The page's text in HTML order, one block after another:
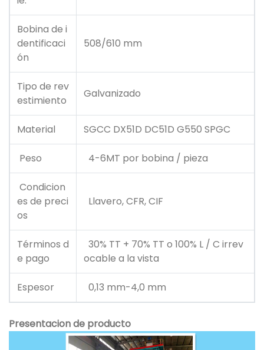
Bobina de i
dentificaci
ón
508/610 mm
Tipo de rev
estimiento
Galvanizado
Material SGCC DX51D DC51D G550 SPGC
Peso 4-6MT por bobina / pieza
Condicion
es de preci
os
Llavero, CFR, CIF
Términos d
e pago
30% TT + 70% TT o 100% L / C irrev
ocable a la vista
Espesor 0,13 mm-4,0 mm
Presentacion de producto